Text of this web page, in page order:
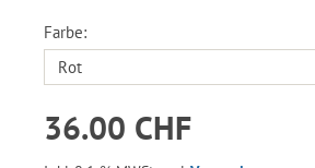
Farbe:
36.00 CHF